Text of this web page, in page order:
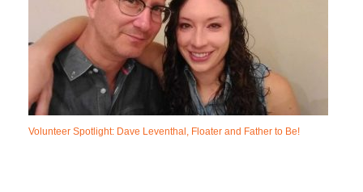
Volunteer Spotlight: Dave Leventhal, Floater and Father to Be!